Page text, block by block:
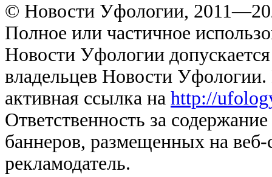
© Новости Уфологии,
Полное или частичное
Новости Уфологии
владельцев Новости
активная ссылка на http://
Ответственность за
баннеров, размещенных на
рекламодатель.